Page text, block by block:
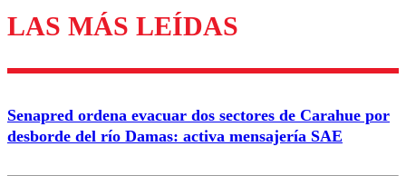
LAS MÁS LEÍDAS
Senapred ordena evacuar dos sectores de Carahue por
desborde del río Damas: activa mensajería SAE